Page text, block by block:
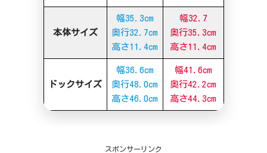
本体サイズ
幅35.3cm
奥行32.7cm
高さ11.4cm
幅32.7
奥行35.3cm
高さ11.4cm
ドックサイズ
幅36.6cm
奥行48.0cm
高さ46.0cm
幅41.6cm
奥行42.2cm
高さ44.3cm
スポンサーリンク